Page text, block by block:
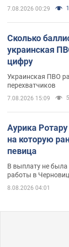
7.08.2026 00:29
Сколько
украинская
цифру
Украинская ПВО
перехватчиков
7.08.2026 15:09
Аурика
на которую
певица
В выплату не была
работы в
8.08.2026 04:01